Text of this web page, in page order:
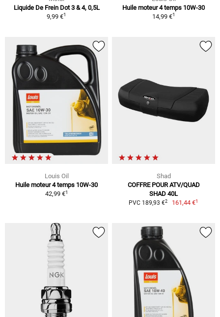
Liquide De Frein Dot 3 & 4, 0,5L
9,99 €1
Huile moteur 4 temps 10W-30
14,99 €1
Louis Oil
Huile moteur 4 temps 10W-30
42,99 €1
Shad
COFFRE POUR ATV/QUAD
SHAD 40L
PVC 189,93 €2 161,44 €1